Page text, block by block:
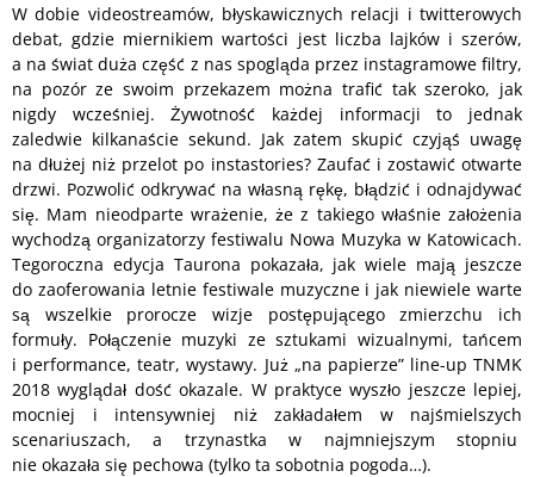
W dobie videostreamów, błyskawicznych relacji i twitterowych
debat, gdzie miernikiem wartości jest liczba lajków i szerów,
a na świat duża część z nas spogląda przez instagramowe filtry,
na pozór ze swoim przekazem można trafić tak szeroko, jak
nigdy wcześniej. Żywotność każdej informacji to jednak
zaledwie kilkanaście sekund. Jak zatem skupić czyjąś uwagę
na dłużej niż przelot po instastories? Zaufać i zostawić otwarte
drzwi. Pozwolić odkrywać na własną rękę, błądzić i odnajdywać
się. Mam nieodparte wrażenie, że z takiego właśnie założenia
wychodzą organizatorzy festiwalu Nowa Muzyka w Katowicach.
Tegoroczna edycja Taurona pokazała, jak wiele mają jeszcze
do zaoferowania letnie festiwale muzyczne i jak niewiele warte
są wszelkie prorocze wizje postępującego zmierzchu ich
formuły. Połączenie muzyki ze sztukami wizualnymi, tańcem
i performance, teatr, wystawy. Już „na papierze” line-up TNMK
2018 wyglądał dość okazale. W praktyce wyszło jeszcze lepiej,
mocniej i intensywniej niż zakładałem w najśmielszych
scenariuszach, a trzynastka w najmniejszym stopniu
nie okazała się pechowa (tylko ta sobotnia pogoda…).